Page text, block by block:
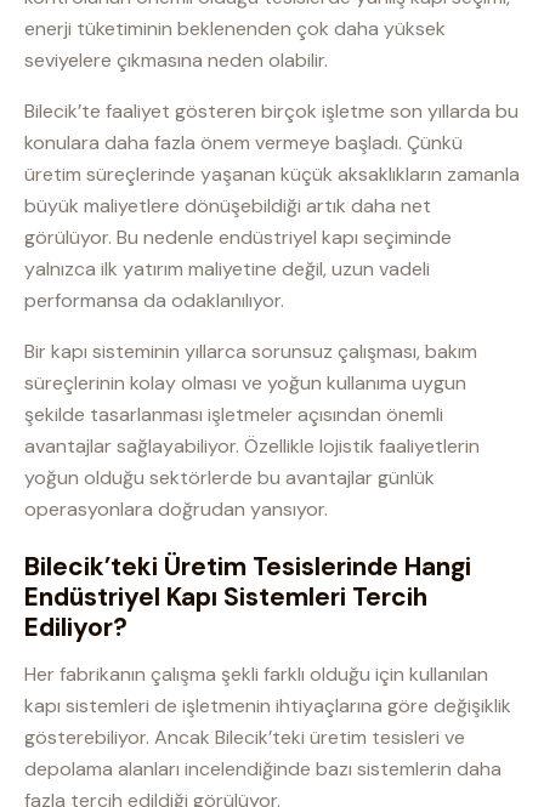
enerji tüketiminin beklenenden çok daha yüksek
seviyelere çıkmasına neden olabilir.
Bilecik’te faaliyet gösteren birçok işletme son yıllarda bu
konulara daha fazla önem vermeye başladı. Çünkü
üretim süreçlerinde yaşanan küçük aksaklıkların zamanla
büyük maliyetlere dönüşebildiği artık daha net
görülüyor. Bu nedenle endüstriyel kapı seçiminde
yalnızca ilk yatırım maliyetine değil, uzun vadeli
performansa da odaklanılıyor.
Bir kapı sisteminin yıllarca sorunsuz çalışması, bakım
süreçlerinin kolay olması ve yoğun kullanıma uygun
şekilde tasarlanması işletmeler açısından önemli
avantajlar sağlayabiliyor. Özellikle lojistik faaliyetlerin
yoğun olduğu sektörlerde bu avantajlar günlük
operasyonlara doğrudan yansıyor.
Bilecik’teki Üretim Tesislerinde Hangi
Endüstriyel Kapı Sistemleri Tercih
Ediliyor?
Her fabrikanın çalışma şekli farklı olduğu için kullanılan
kapı sistemleri de işletmenin ihtiyaçlarına göre değişiklik
gösterebiliyor. Ancak Bilecik’teki üretim tesisleri ve
depolama alanları incelendiğinde bazı sistemlerin daha
fazla tercih edildiği görülüyor.